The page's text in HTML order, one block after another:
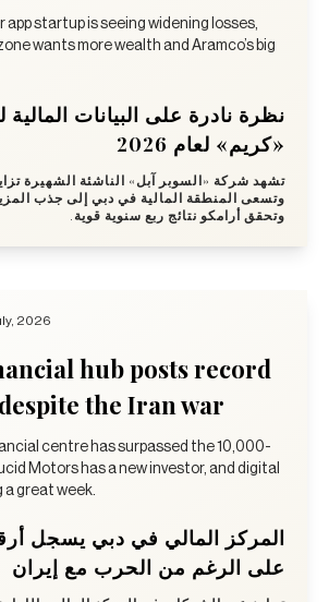
app startup is seeing widening losses,
wants more wealth and Aramco’s big
نظرة نادرة على البيانات
«كريم» لعام 2026
تشهد شركة «السوبر آبل» الناشئة الشهيرة
وتسعى المنطقة المالية في دبي إلى جذب
وتحقق أرامكو نتائج ربع سنوية قوية.
2026
hub posts record
the Iran war
centre has surpassed the 10,000-
Motors has a new investor, and digital
great week.
المركز المالي في دبي يسجل
على الرغم من الحرب مع إيران